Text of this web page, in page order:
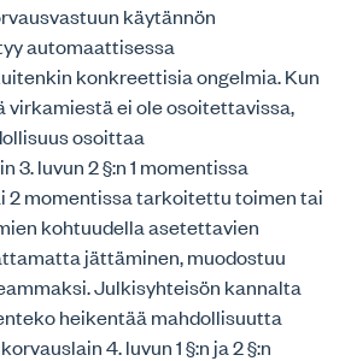
käytännön
automaattisessa
konkreettisia ongelmia. Kun
virkamiestä ei ole osoitettavissa,
osoittaa
3. luvun 2 §:n 1 momentissa
2 momentissa tarkoitettu toimen tai
kohtuudella asetettavien
jättäminen, muodostuu
Julkisyhteisön kannalta
heikentää mahdollisuutta
4. luvun 1 §:n ja 2 §:n